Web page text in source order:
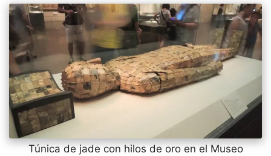
Túnica de jade con hilos de oro en el Museo